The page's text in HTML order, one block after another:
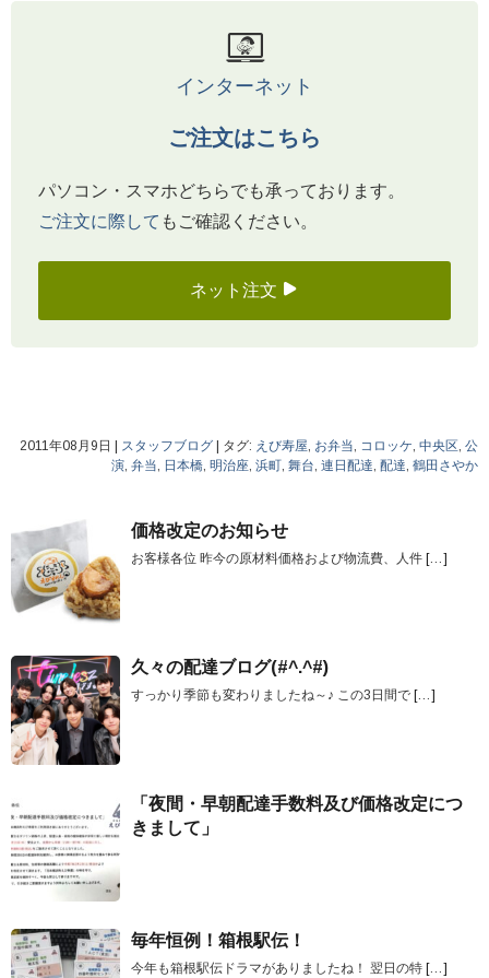
インターネット
ご注文はこちら
パソコン・スマホどちらでも承っております。
ご注文に際して もご確認ください。
ネット注文
2011年08月9日 スタッフブログ タグ: えび寿屋, お弁当, コロッケ, 中央区, 公
演, 弁当, 日本橋, 明治座, 浜町, 舞台, 連日配達, 配達, 鶴田さやか
価格改定のお知らせ
お客様各位 昨今の原材料価格および物流費、人件 […]
久々の配達ブログ(#^.^#)
すっかり季節も変わりましたね～♪ この3日間で […]
「夜間・早朝配達手数料及び価格改定につ
きまして」
毎年恒例！箱根駅伝！
今年も箱根駅伝ドラマがありましたね！ 翌日の特 […]